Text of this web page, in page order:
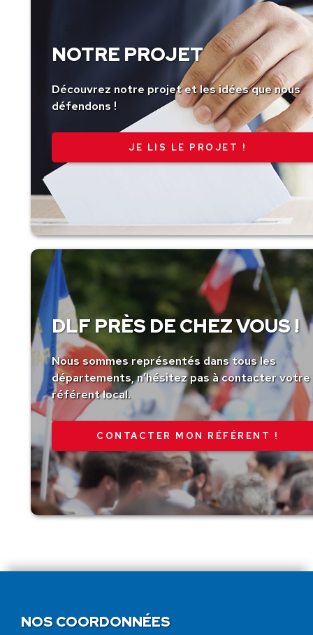
NOTRE PROJET
Découvrez notre projet et les idées que nous
défendons !
JE LIS LE PROJET !
DLF PRÈS DE CHEZ VOUS !
Nous sommes représentés dans tous les
départements, n’hésitez pas à contacter votre
référent local.
CONTACTER MON RÉFÉRENT !
NOS COORDONNÉES